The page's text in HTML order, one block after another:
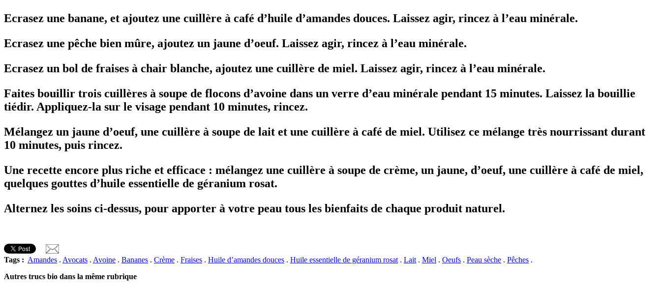
Ecrasez une banane, et ajoutez une cuillère à café d’huile d’amandes douces. Laissez agir, rincez à l’eau minérale.
Ecrasez une pêche bien mûre, ajoutez un jaune d’oeuf. Laissez agir, rincez à l’eau minérale.
Ecrasez un bol de fraises à chair blanche, ajoutez une cuillère de miel. Laissez agir, rincez à l’eau minérale.
Faites bouillir trois cuillères à soupe de flocons d’avoine dans un verre d’eau minérale pendant 15 minutes. Laissez la bouillie
tiédir. Appliquez-la sur le visage pendant 10 minutes, rincez.
Mélangez un jaune d’oeuf, une cuillère à soupe de lait et une cuillère à café de miel. Utilisez ce mélange très nourrissant durant
10 minutes, puis rincez.
Une recette encore plus riche et efficace : mélangez une cuillère à soupe de crème, un jaune, d’oeuf, une cuillère à café de miel,
quelques gouttes d’huile essentielle de géranium rosat.
Alternez les soins ci-dessus, pour apporter à votre peau tous les bienfaits de chaque produit naturel.
Tags : Amandes . Avocats . Avoine . Bananes . Crème . Fraises . Huile d’amandes douces . Huile essentielle de géranium rosat . Lait . Miel . Oeufs . Peau sèche . Pêches .
Autres trucs bio dans la même rubrique